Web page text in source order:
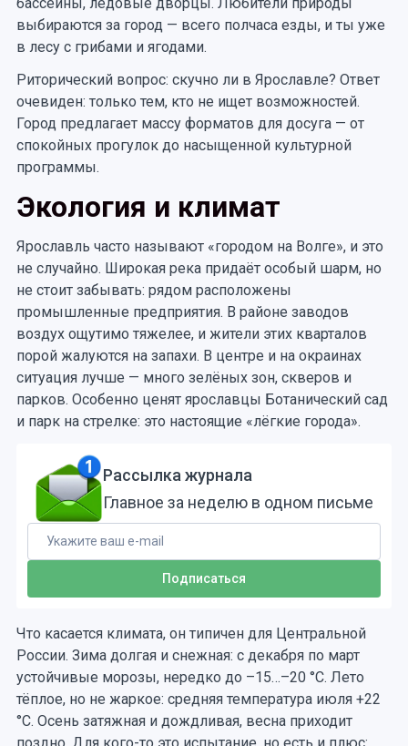
выбираются за город — всего полчаса езды, и ты уже
в лесу с грибами и ягодами.
Риторический вопрос: скучно ли в Ярославле? Ответ
очевиден: только тем, кто не ищет возможностей.
Город предлагает массу форматов для досуга — от
спокойных прогулок до насыщенной культурной
программы.
Экология и климат
Ярославль часто называют «городом на Волге», и это
не случайно. Широкая река придаёт особый шарм, но
не стоит забывать: рядом расположены
промышленные предприятия. В районе заводов
воздух ощутимо тяжелее, и жители этих кварталов
порой жалуются на запахи. В центре и на окраинах
ситуация лучше — много зелёных зон, скверов и
парков. Особенно ценят ярославцы Ботанический сад
и парк на стрелке: это настоящие «лёгкие города».
Рассылка журнала
Главное за неделю в одном письме
Что касается климата, он типичен для Центральной
России. Зима долгая и снежная: с декабря по март
устойчивые морозы, нередко до –15…–20 °C. Лето
тёплое, но не жаркое: средняя температура июля +22
°C. Осень затяжная и дождливая, весна приходит